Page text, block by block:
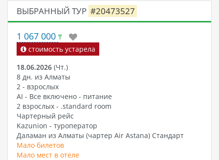
ВЫБРАННЫЙ ТУР #20473527
18.06.2026(Чт.)
8 дн. из Алматы
2 - взрослых
AI - Все включено - питание
2 взрослых - .standard room
Чартерный рейс
Kazunion - туроператор
Даламан из Алматы (чартер Air Astana) Стандарт
Мало билетов
Мало мест в отеле
1 067 000 ₸
стоимость устарела